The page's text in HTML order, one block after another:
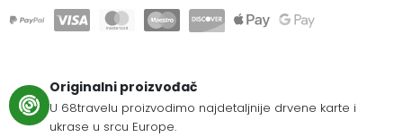
Originalni proizvođač
U 68travelu proizvodimo najdetaljnije drvene karte i
ukrase u srcu Europe.